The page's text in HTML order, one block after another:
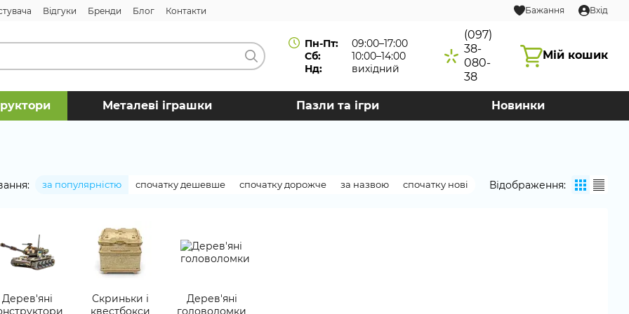
Відгуки Бренди Блог Контакти Бажання Вхід
Пн-Пт:
09:00–17:00
Сб:
10:00–14:00
Нд:
вихідний
(097)
38-
080-
38
Мій кошик
Металеві іграшки Пазли та ігри Новинки
за популярністю спочатку дешевше спочатку дорожче за назвою спочатку нові Відображення:
Дерев'яні
Скриньки і
квестбокси
Дерев'яні
головоломки